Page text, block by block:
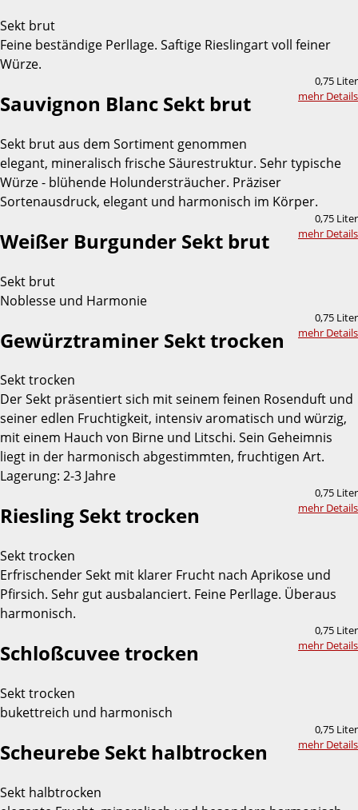
Sekt brut
Feine beständige Perllage. Saftige Rieslingart voll feiner
Würze.
0,75 Liter
mehr Details
Sauvignon Blanc Sekt brut
Sekt brut aus dem Sortiment genommen
elegant, mineralisch frische Säurestruktur. Sehr typische
Würze - blühende Holundersträucher. Präziser
Sortenausdruck, elegant und harmonisch im Körper.
0,75 Liter
mehr Details
Weißer Burgunder Sekt brut
Sekt brut
Noblesse und Harmonie
0,75 Liter
mehr Details
Gewürztraminer Sekt trocken
Sekt trocken
Der Sekt präsentiert sich mit seinem feinen Rosenduft und
seiner edlen Fruchtigkeit, intensiv aromatisch und würzig,
mit einem Hauch von Birne und Litschi. Sein Geheimnis
liegt in der harmonisch abgestimmten, fruchtigen Art.
Lagerung: 2-3 Jahre
0,75 Liter
mehr Details
Riesling Sekt trocken
Sekt trocken
Erfrischender Sekt mit klarer Frucht nach Aprikose und
Pfirsich. Sehr gut ausbalanciert. Feine Perllage. Überaus
harmonisch.
0,75 Liter
mehr Details
Schloßcuvee trocken
Sekt trocken
bukettreich und harmonisch
0,75 Liter
mehr Details
Scheurebe Sekt halbtrocken
Sekt halbtrocken